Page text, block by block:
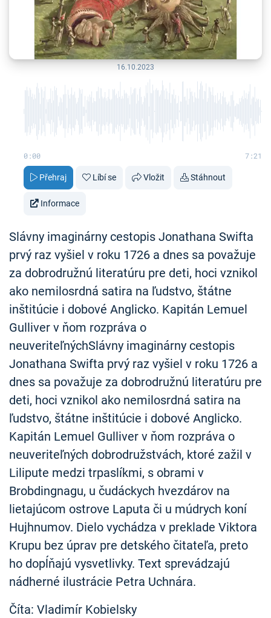
16.10.2023
0:00 7:21
Přehraj Líbí se Vložit Stáhnout
Informace
Slávny imaginárny cestopis Jonathana Swifta
prvý raz vyšiel v roku 1726 a dnes sa považuje
za dobrodružnú literatúru pre deti, hoci vznikol
ako nemilosrdná satira na ľudstvo, štátne
inštitúcie i dobové Anglicko. Kapitán Lemuel
Gulliver v ňom rozpráva o
neuveriteľnýchSlávny imaginárny cestopis
Jonathana Swifta prvý raz vyšiel v roku 1726 a
dnes sa považuje za dobrodružnú literatúru pre
deti, hoci vznikol ako nemilosrdná satira na
ľudstvo, štátne inštitúcie i dobové Anglicko.
Kapitán Lemuel Gulliver v ňom rozpráva o
neuveriteľných dobrodružstvách, ktoré zažil v
Lilipute medzi trpaslíkmi, s obrami v
Brobdingnagu, u čudáckych hvezdárov na
lietajúcom ostrove Laputa či u múdrych koní
Hujhnumov. Dielo vychádza v preklade Viktora
Krupu bez úprav pre detského čitateľa, preto
ho dopĺňajú vysvetlivky. Text sprevádzajú
nádherné ilustrácie Petra Uchnára.
Číta: Vladimír Kobielsky